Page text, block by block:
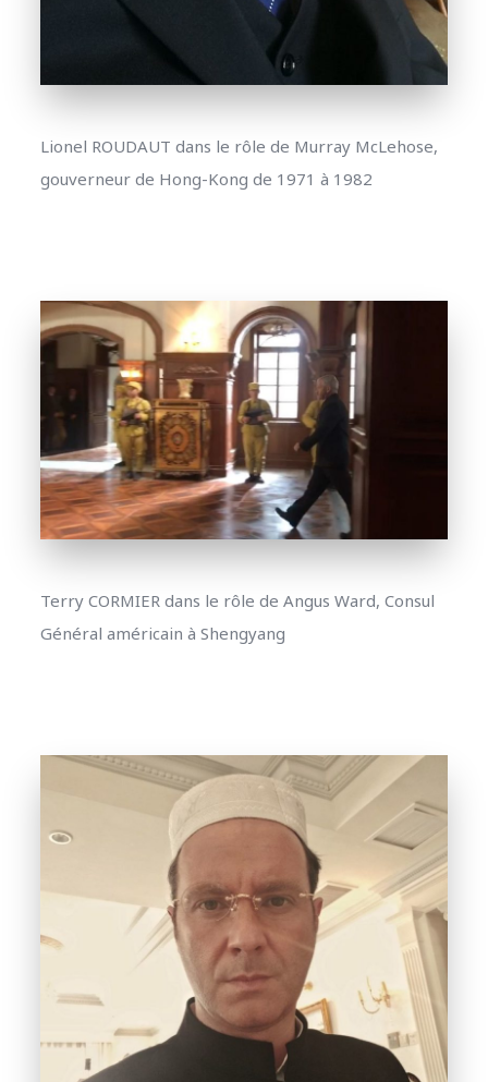
Lionel ROUDAUT dans le rôle de Murray McLehose,
gouverneur de Hong-Kong de 1971 à 1982
Terry CORMIER dans le rôle de Angus Ward, Consul
Général américain à Shengyang